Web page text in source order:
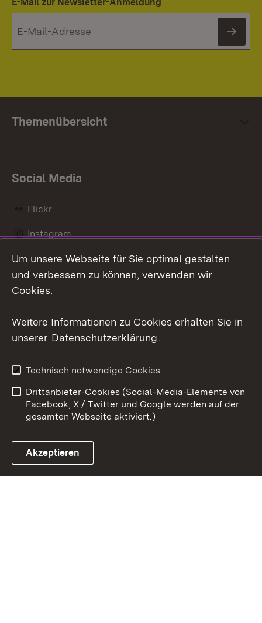
Themenübersicht
Social Media
Flickr
Instagram
Social Wall
Link zum Landesportal
Barrierefreiheit
Benutzungshinweise
Impressum
Cookies
Um unsere Webseite für Sie optimal gestalten
und verbessern zu können, verwenden wir
Cookies.
Weitere Informationen zu Cookies erhalten Sie in
unserer Datenschutzerklärung.
Technisch notwendige Cookies
Drittanbieter-Cookies (Social-Media-Elemente von
Facebook, X / Twitter und Google werden auf der
gesamten Webseite aktiviert.)
Akzeptieren